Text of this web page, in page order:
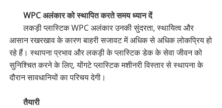
WPC अलंकार को स्थापित करते समय ध्यान दें
लकड़ी प्लास्टिक WPC अलंकार उनकी सुंदरता, स्थायित्व और
आसान रखरखाव के कारण बाहरी सजावट में अधिक से अधिक लोकप्रिय हो
रहे हैं। स्थापना प्रभाव और लकड़ी के प्लास्टिक डेक के सेवा जीवन को
सुनिश्चित करने के लिए, योंगटे प्लास्टिक मशीनरी विस्तार से स्थापना के
दौरान सावधानियों का परिचय देगी।
तैयारी